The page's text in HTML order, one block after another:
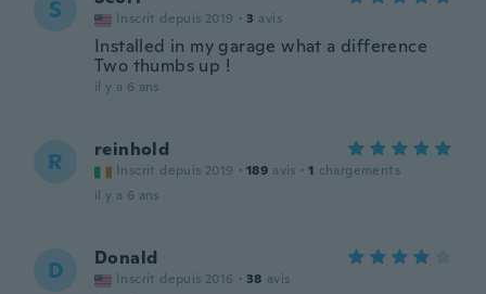
S Inscrit depuis 2019 · 3 avis
Installed in my garage what a difference
Two thumbs up !
il y a 6 ans
R reinhold
Inscrit depuis 2019 · 189 avis · 1 chargements
il y a 6 ans
D Donald
Inscrit depuis 2016 · 38 avis